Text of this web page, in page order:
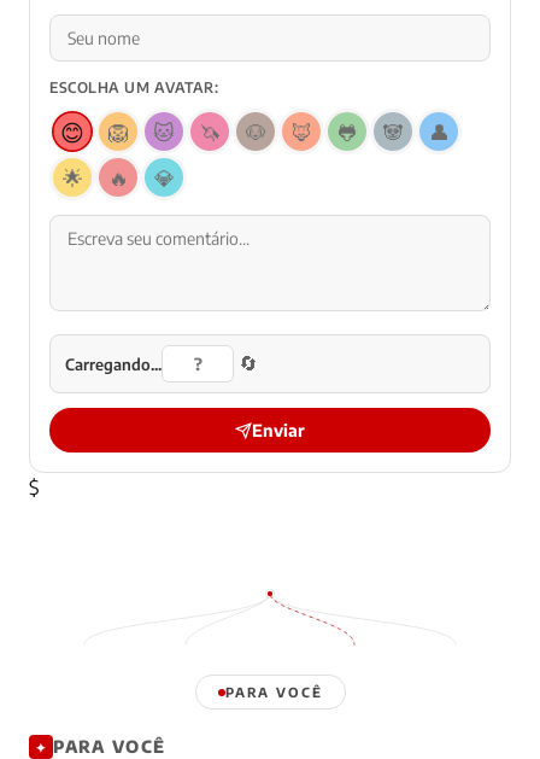
ESCOLHA UM AVATAR:
😊 🦁 🐱 🦄 🐶 🦊 🐸 🐼
👤
🌟
🔥 💎
Carregando... 🔄
Enviar
$
PARA VOCÊ
✦ PARA VOCÊ